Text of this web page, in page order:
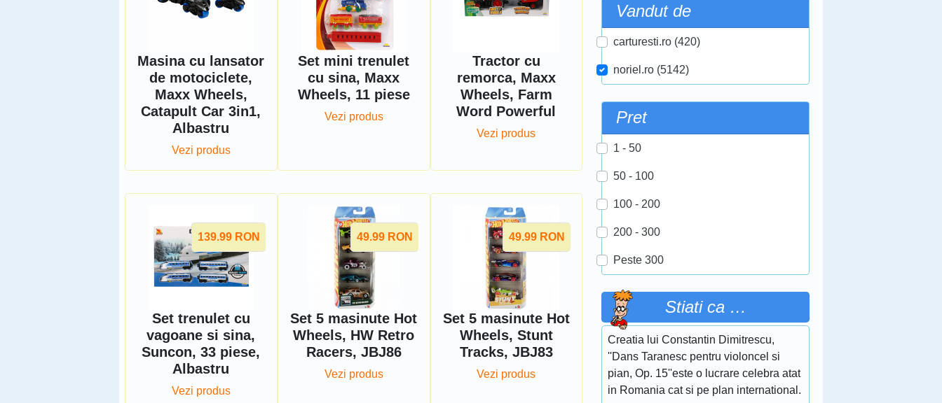
Masina cu lansator
de motociclete,
Maxx Wheels,
Catapult Car 3in1,
Albastru
Vezi produs
Set mini trenulet
cu sina, Maxx
Wheels, 11 piese
Vezi produs
Tractor cu
remorca, Maxx
Wheels, Farm
Word Powerful
Vezi produs
139.99 RON
Set trenulet cu
vagoane si sina,
Suncon, 33 piese,
Albastru
Vezi produs
49.99 RON
Set 5 masinute Hot
Wheels, HW Retro
Racers, JBJ86
Vezi produs
49.99 RON
Set 5 masinute Hot
Wheels, Stunt
Tracks, JBJ83
Vezi produs
Vandut de
carturesti.ro (420)
noriel.ro (5142)
Pret
1 - 50
50 - 100
100 - 200
200 - 300
Peste 300
Stiati ca …
Creatia lui Constantin Dimitrescu,
''Dans Taranesc pentru violoncel si
pian, Op. 15''este o lucrare celebra atat
in Romania cat si pe plan international.